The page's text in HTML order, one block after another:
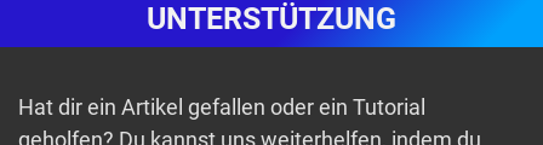
UNTERSTÜTZUNG
Hat dir ein Artikel gefallen oder ein Tutorial
geholfen? Du kannst uns weiterhelfen, indem du